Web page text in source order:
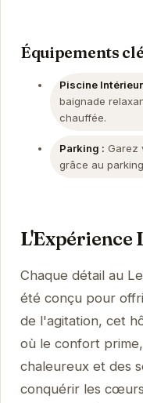
Équipements
Piscine
baignade
chauffée.
Parking : Garez
grâce au
L'Expérience
Chaque détail au
été conçu pour
de l'agitation, cet
où le confort
chaleureux et des
conquérir les